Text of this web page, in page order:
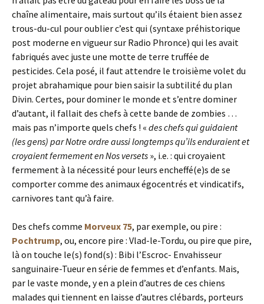
chaîne alimentaire, mais surtout qu’ils étaient bien assez
trous-du-cul pour oublier c’est qui (syntaxe préhistorique
post moderne en vigueur sur Radio Phronce) qui les avait
fabriqués avec juste une motte de terre truffée de
pesticides. Cela posé, il faut attendre le troisième volet du
projet abrahamique pour bien saisir la subtilité du plan
Divin. Certes, pour dominer le monde et s’entre dominer
d’autant, il fallait des chefs à cette bande de zombies …
mais pas n’importe quels chefs ! « des chefs qui guidaient
(les gens) par Notre ordre aussi longtemps qu’ils enduraient et
croyaient fermement en Nos versets », i.e. : qui croyaient
fermement à la nécessité pour leurs encheffé(e)s de se
comporter comme des animaux égocentrés et vindicatifs,
carnivores tant qu’à faire.
Des chefs comme Morveux 75, par exemple, ou pire :
Pochtrump, ou, encore pire : Vlad-le-Tordu, ou pire que pire,
là on touche le(s) fond(s) : Bibi l’Escroc- Envahisseur
sanguinaire-Tueur en série de femmes et d’enfants. Mais,
par le vaste monde, y en a plein d’autres de ces chiens
malades qui tiennent en laisse d’autres clébards, porteurs